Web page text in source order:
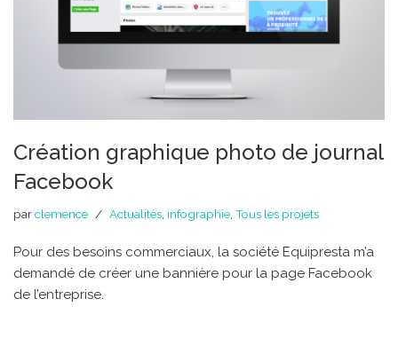
Création graphique photo de journal
Facebook
parclemence Actualités infographie Tous les projets
Pour des besoins commerciaux, la société Equipresta m’a
demandé de créer une bannière pour la page Facebook
de l’entreprise.